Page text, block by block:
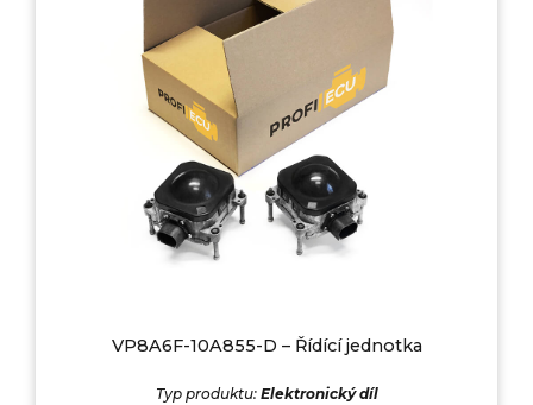
VP8A6F-10A855-D – Řídící jednotka
Typ produktu: Elektronický díl